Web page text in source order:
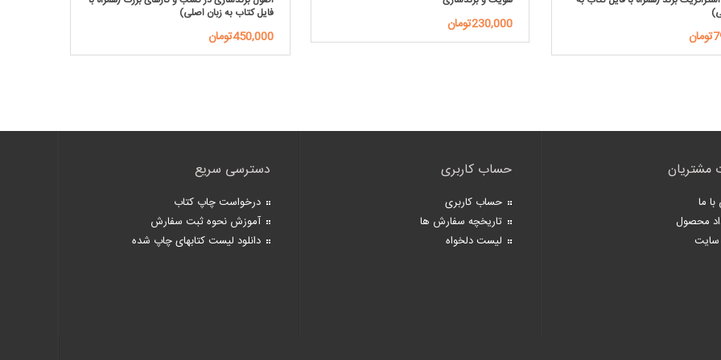
فایل کتاب به زبان اصلی)
450,000تومان
230,000تومان
مشتریان
ما
محصول
حساب کاربری
حساب کاربری
تاریخچه سفارش ها
لیست دلخواه
دسترسی سریع
درخواست چاپ کتاب
آموزش نحوه ثبت سفارش
دانلود لیست کتابهای چاپ شده